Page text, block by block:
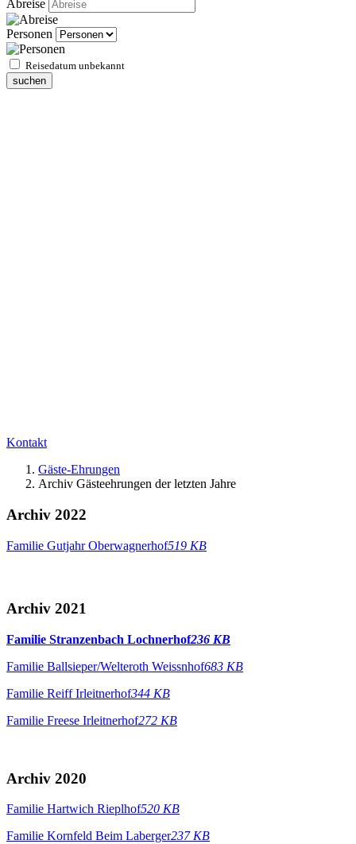
Abreise
Personen
Reisedatum unbekannt
suchen
Kontakt
Gäste-Ehrungen
Archiv Gästeehrungen der letzten Jahre
Archiv 2022
Familie Gutjahr Oberwagnerhof519 KB
Archiv 2021
Familie Stranzenbach Lochnerhof236 KB
Familie Ballsieper/Welteroth Weissnhof683 KB
Familie Reiff Irleitnerhof344 KB
Familie Freese Irleitnerhof272 KB
Archiv 2020
Familie Hartwich Rieplhof520 KB
Familie Kornfeld Beim Laberger237 KB